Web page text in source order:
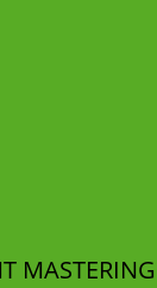
MASTERING